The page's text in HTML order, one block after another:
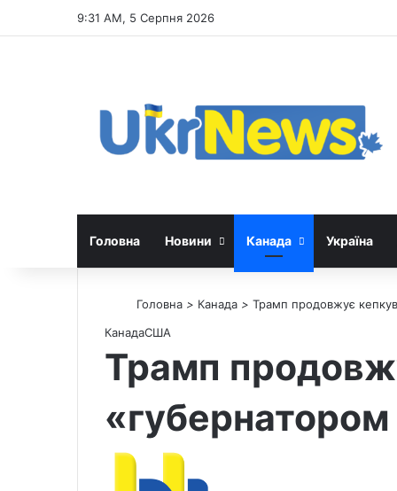
9:31 AM, 5 Серпня 2026
Головна Новини Канада Україна
Головна > Канада > Трамп продовжує
КанадаСША
Трамп